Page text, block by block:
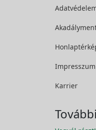
Impresszum
Karrier